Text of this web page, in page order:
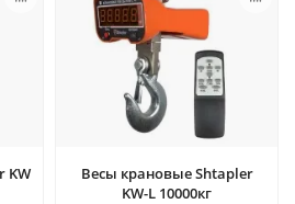
KW
Весы крановые Shtapler
KW-L 10000кг